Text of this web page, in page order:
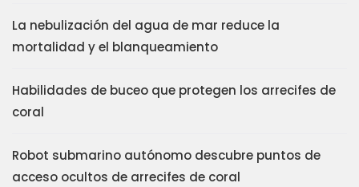
La nebulización del agua de mar reduce la
mortalidad y el blanqueamiento
Habilidades de buceo que protegen los arrecifes de
coral
Robot submarino autónomo descubre puntos de
acceso ocultos de arrecifes de coral